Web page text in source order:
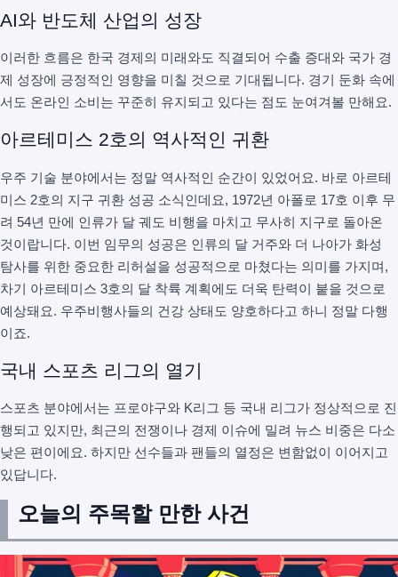
AI와 반도체 산업의 성장
이러한 흐름은 한국 경제의 미래와도 직결되어 수출 증대와 국가 경
제 성장에 긍정적인 영향을 미칠 것으로 기대됩니다. 경기 둔화 속에
서도 온라인 소비는 꾸준히 유지되고 있다는 점도 눈여겨볼 만해요.
아르테미스 2호의 역사적인 귀환
우주 기술 분야에서는 정말 역사적인 순간이 있었어요. 바로 아르테
미스 2호의 지구 귀환 성공 소식인데요, 1972년 아폴로 17호 이후 무
려 54년 만에 인류가 달 궤도 비행을 마치고 무사히 지구로 돌아온
것이랍니다. 이번 임무의 성공은 인류의 달 거주와 더 나아가 화성
탐사를 위한 중요한 리허설을 성공적으로 마쳤다는 의미를 가지며,
차기 아르테미스 3호의 달 착륙 계획에도 더욱 탄력이 붙을 것으로
예상돼요. 우주비행사들의 건강 상태도 양호하다고 하니 정말 다행
이죠.
국내 스포츠 리그의 열기
스포츠 분야에서는 프로야구와 K리그 등 국내 리그가 정상적으로 진
행되고 있지만, 최근의 전쟁이나 경제 이슈에 밀려 뉴스 비중은 다소
낮은 편이에요. 하지만 선수들과 팬들의 열정은 변함없이 이어지고
있답니다.
오늘의 주목할 만한 사건